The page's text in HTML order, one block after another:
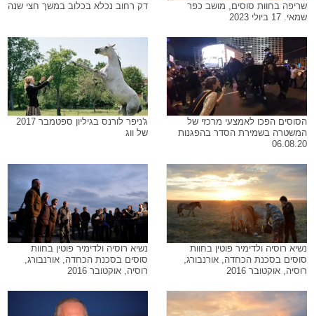
שריפה בחוות סוסים, מושב כפר
שמאי. 17 ביולי 2023
דק רחוב נכלא בכלוב במשך חצי שנה
הסוסים הפכו לאמצעי מרכזי של
המשטרה בשמירת הסדר בהפגנות
06.08.20
ג'ניפר לורנס בגיליון ספטמבר 2017
של ווג
נשיא רוסיה ולדימיר פוטין בחוות
סוסים בסכנת הכחדה, אורנבורג,
רוסיה, אוקטובר 2016
נשיא רוסיה ולדימיר פוטין בחוות
סוסים בסכנת הכחדה, אורנבורג,
רוסיה, אוקטובר 2016